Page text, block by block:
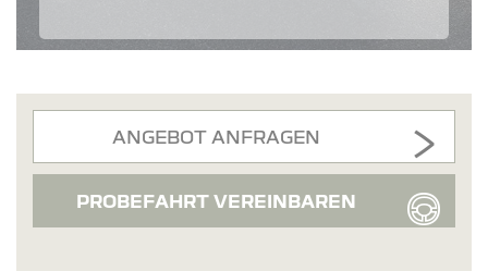
ANGEBOT ANFRAGEN
PROBEFAHRT VEREINBAREN